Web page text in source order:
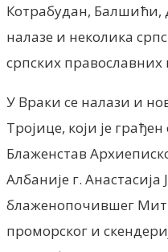
Котрабудан, Балшићи,
налазе и неколика
српских православних
У Враки се налази и
Тројице, који је
Блаженстав
Албаније г. Анастасија
блаженопочившег
проморског и